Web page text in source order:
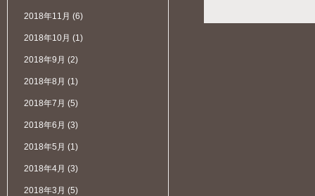
2018年11月 (6)
2018年10月 (1)
2018年9月 (2)
2018年8月 (1)
2018年7月 (5)
2018年6月 (3)
2018年5月 (1)
2018年4月 (3)
2018年3月 (5)